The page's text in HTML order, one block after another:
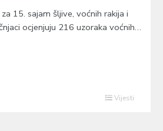
15. sajam šljive, voćnih rakija i
ocjenjuju 216 uzoraka voćnih…
Vijesti